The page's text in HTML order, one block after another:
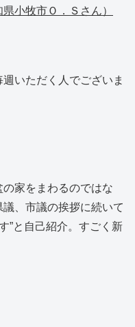
小牧市Ｏ．Ｓさん）
いただく人でございま
家をまわるのではな
、市議の挨拶に続いて
”と自己紹介。すごく新